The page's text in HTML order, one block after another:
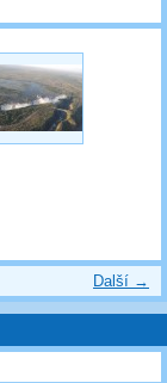
Další →